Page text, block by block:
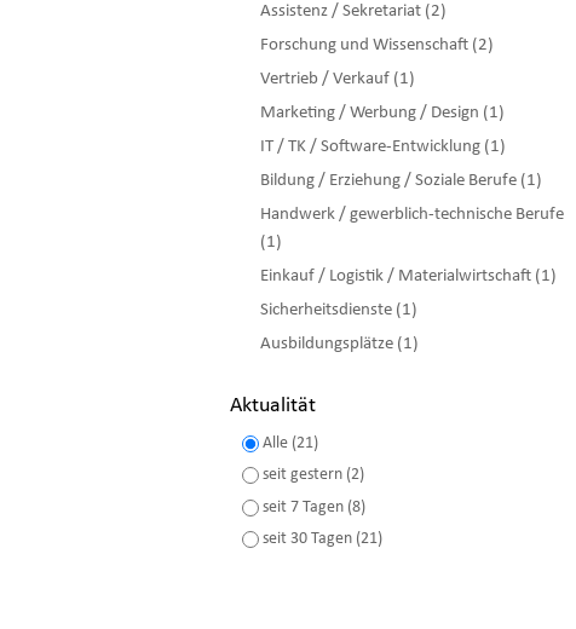
Assistenz / Sekretariat (2)
Forschung und Wissenschaft (2)
Vertrieb / Verkauf (1)
Marketing / Werbung / Design (1)
IT / TK / Software-Entwicklung (1)
Bildung / Erziehung / Soziale Berufe (1)
Handwerk / gewerblich-technische Berufe
(1)
Einkauf / Logistik / Materialwirtschaft (1)
Sicherheitsdienste (1)
Ausbildungsplätze (1)
Aktualität
Alle (21)
seit gestern (2)
seit 7 Tagen (8)
seit 30 Tagen (21)